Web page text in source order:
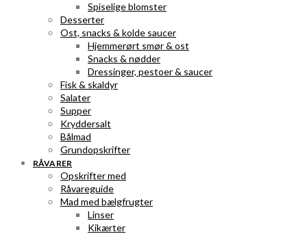
Spiselige blomster
Desserter
Ost, snacks & kolde saucer
Hjemmerørt smør & ost
Snacks & nødder
Dressinger, pestoer & saucer
Fisk & skaldyr
Salater
Supper
Kryddersalt
Bålmad
Grundopskrifter
RÅVARER
Opskrifter med
Råvareguide
Mad med bælgfrugter
Linser
Kikærter